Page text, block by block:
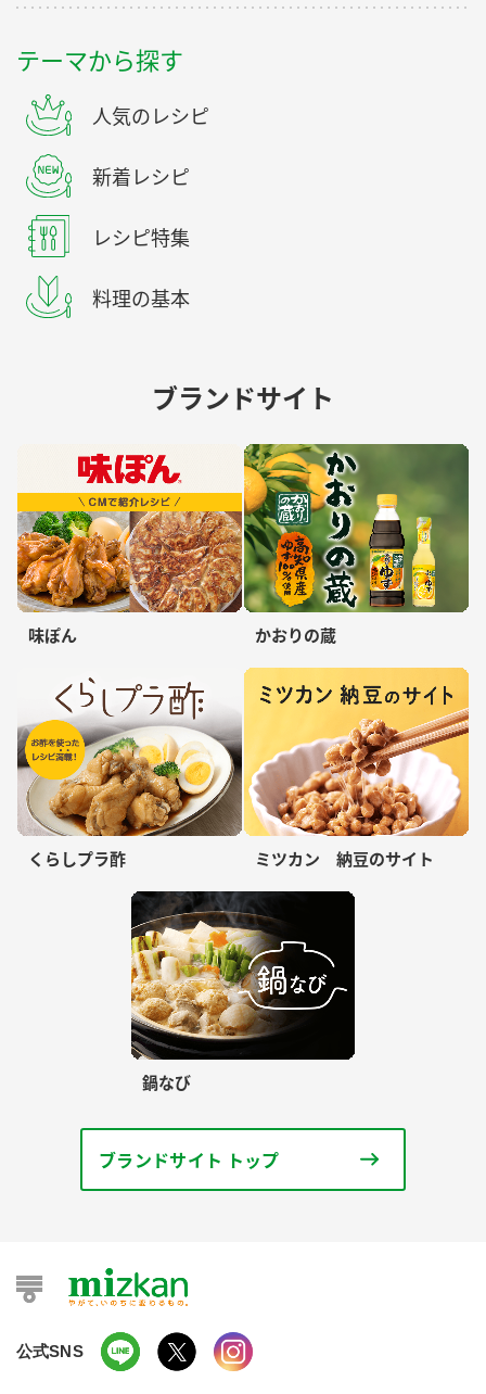
テーマから探す
人気のレシピ
新着レシピ
レシピ特集
料理の基本
ブランドサイト
味ぽん かおりの蔵
くらしプラ酢 ミツカン 納豆のサイト
鍋なび
ブランドサイト トップ
公式SNS